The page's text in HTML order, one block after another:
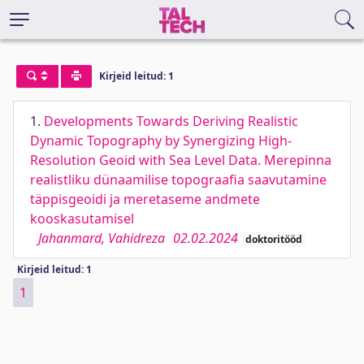
Kirjeid leitud: 1
1. Developments Towards Deriving Realistic
Dynamic Topography by Synergizing High-
Resolution Geoid with Sea Level Data. Merepinna
realistliku dünaamilise topograafia saavutamine
täppisgeoidi ja meretaseme andmete
kooskasutamisel
Jahanmard, Vahidreza 02.02.2024 doktoritööd
Kirjeid leitud: 1
1